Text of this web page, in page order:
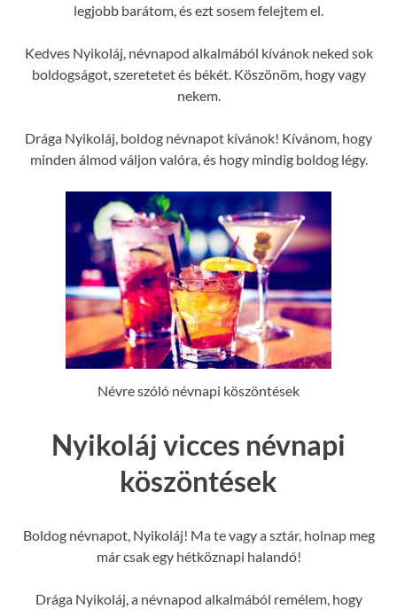
legjobb barátom, és ezt sosem felejtem el.
Kedves Nyikoláj, névnapod alkalmából kívánok neked sok
boldogságot, szeretetet és békét. Köszönöm, hogy vagy
nekem.
Drága Nyikoláj, boldog névnapot kívánok! Kívánom, hogy
minden álmod váljon valóra, és hogy mindig boldog légy.
Névre szóló névnapi köszöntések
Nyikoláj vicces névnapi
köszöntések
Boldog névnapot, Nyikoláj! Ma te vagy a sztár, holnap meg
már csak egy hétköznapi halandó!
Drága Nyikoláj, a névnapod alkalmából remélem, hogy